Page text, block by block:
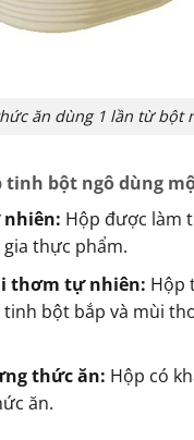
ăn dùng 1 lần từ bột
tinh bột ngô dùng
nhiên: Hộp được làm
gia thực phẩm.
thơm tự nhiên: Hộp
tinh bột bắp và mùi
thức ăn: Hộp có
ăn.